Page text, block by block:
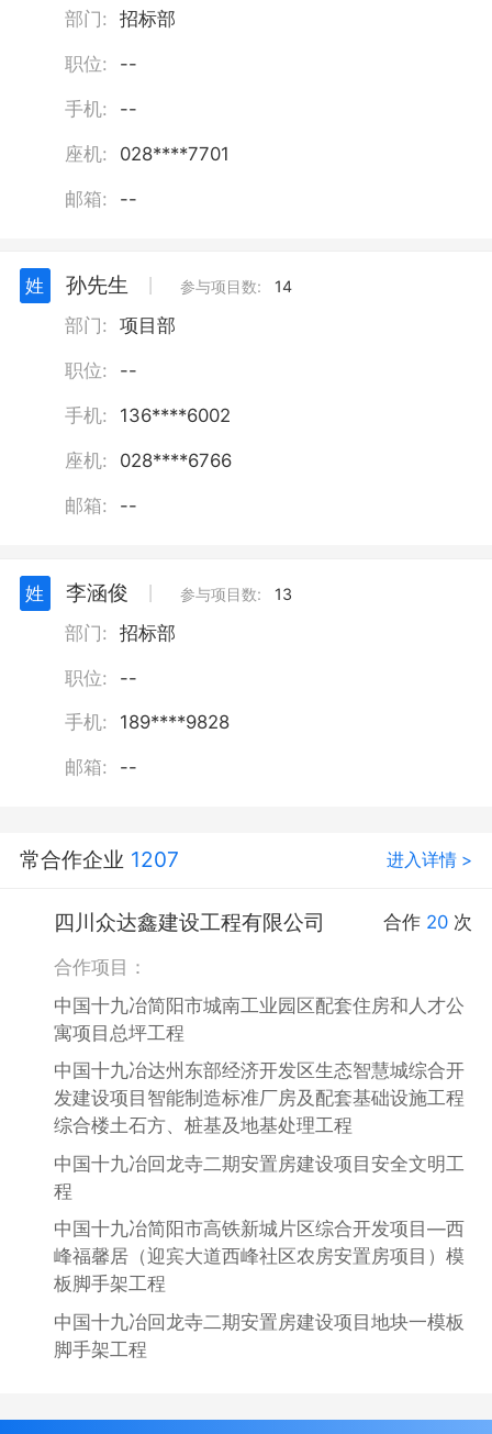
部门: 招标部
职位: --
手机: --
座机: 028****7701
邮箱: --
姓 孙先生 参与项目数: 14
部门: 项目部
职位: --
手机: 136****6002
座机: 028****6766
邮箱: --
姓 李涵俊 参与项目数: 13
部门: 招标部
职位: --
手机: 189****9828
邮箱: --
常合作企业 1207 进入详情 >
四川众达鑫建设工程有限公司 合作 20 次
合作项目：
中国十九冶简阳市城南工业园区配套住房和人才公
寓项目总坪工程
中国十九冶达州东部经济开发区生态智慧城综合开
发建设项目智能制造标准厂房及配套基础设施工程
综合楼土石方、桩基及地基处理工程
中国十九冶回龙寺二期安置房建设项目安全文明工
程
中国十九冶简阳市高铁新城片区综合开发项目—西
峰福馨居（迎宾大道西峰社区农房安置房项目）模
板脚手架工程
中国十九冶回龙寺二期安置房建设项目地块一模板
脚手架工程